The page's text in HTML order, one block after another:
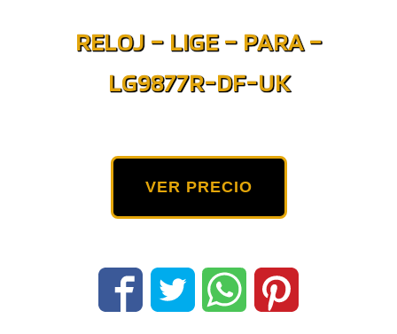
RELOJ – LIGE – PARA –
LG9877R-DF-UK
VER PRECIO